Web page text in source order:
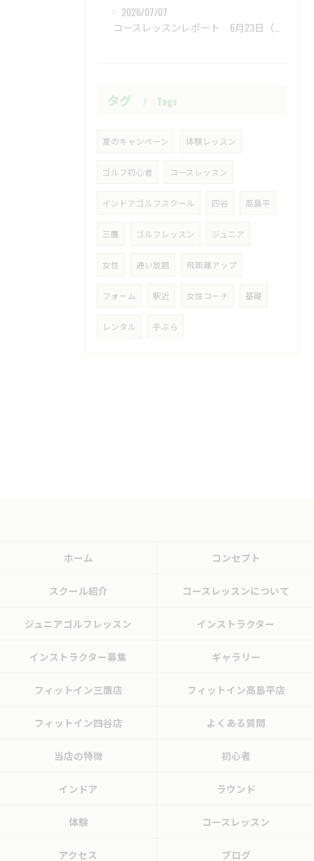
2026/07/07
タグ Tags
夏のキャンペーン 体験レッスン
ゴルフ初心者 コースレッスン
インドアゴルフスクール 四谷 高島平
三鷹 ゴルフレッスン ジュニア
女性 通い放題 飛距離アップ
フォーム 駅近 女性コーチ 基礎
レンタル 手ぶら
ホーム コンセプト
スクール紹介 コースレッスンについて
ジュニアゴルフレッスン インストラクター
インストラクター募集 ギャラリー
フィットイン三鷹店 フィットイン高島平店
フィットイン四谷店 よくある質問
当店の特徴 初心者
インドア ラウンド
体験 コースレッスン
アクセス ブログ